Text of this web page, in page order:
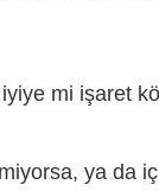
mi işaret
ya da